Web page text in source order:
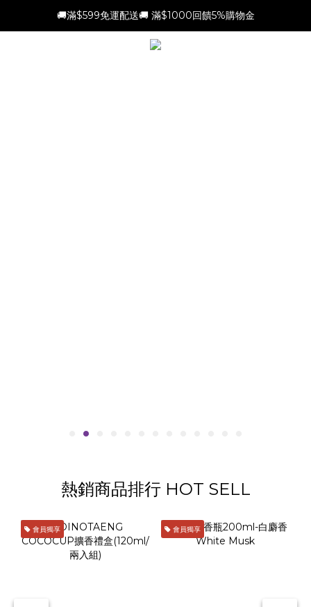
新會員加贈$100購物金(滿$699可折抵)
新會員加贈$100購物金(滿$699可折抵)
熱銷商品排行 HOT SELL
會員獨享 會員獨享